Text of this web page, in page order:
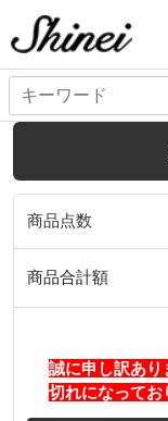
商品点数
商品合計額
誠に申し訳あり
切れになってお